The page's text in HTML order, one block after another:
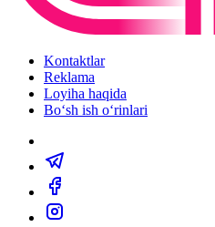
Kontaktlar
Reklama
Loyiha haqida
Bo‘sh ish o‘rinlari